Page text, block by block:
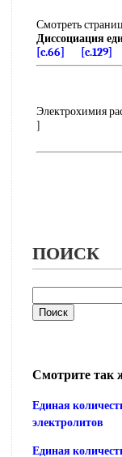
Смотреть
Диссоциация
[c.66]
[c.129]
Электрохимия
]
ПОИСК
Смотрите так
Единая
электролитов
Единая